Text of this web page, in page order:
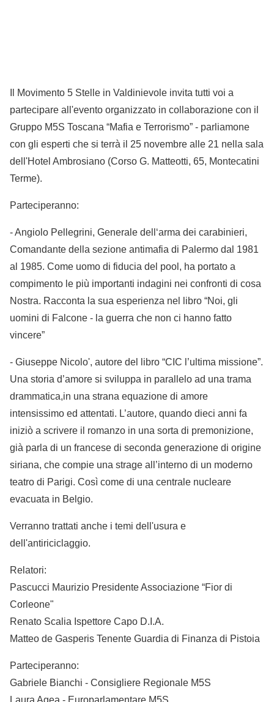
Il Movimento 5 Stelle in Valdinievole invita tutti voi a
partecipare all'evento organizzato in collaborazione con il
Gruppo M5S Toscana “Mafia e Terrorismo” - parliamone
con gli esperti che si terrà il 25 novembre alle 21 nella sala
dell'Hotel Ambrosiano (Corso G. Matteotti, 65, Montecatini
Terme).
Parteciperanno:
- Angiolo Pellegrini, Generale dell‘arma dei carabinieri,
Comandante della sezione antimafia di Palermo dal 1981
al 1985. Come uomo di fiducia del pool, ha portato a
compimento le più importanti indagini nei confronti di cosa
Nostra. Racconta la sua esperienza nel libro “Noi, gli
uomini di Falcone - la guerra che non ci hanno fatto
vincere”
- Giuseppe Nicolo', autore del libro “CIC l’ultima missione”.
Una storia d’amore si sviluppa in parallelo ad una trama
drammatica,in una strana equazione di amore
intensissimo ed attentati. L’autore, quando dieci anni fa
iniziò a scrivere il romanzo in una sorta di premonizione,
già parla di un francese di seconda generazione di origine
siriana, che compie una strage all’interno di un moderno
teatro di Parigi. Così come di una centrale nucleare
evacuata in Belgio.
Verranno trattati anche i temi dell'usura e
dell'antiriciclaggio.
Relatori:
Pascucci Maurizio Presidente Associazione “Fior di
Corleone"
Renato Scalia Ispettore Capo D.I.A.
Matteo de Gasperis Tenente Guardia di Finanza di Pistoia
Parteciperanno:
Gabriele Bianchi - Consigliere Regionale M5S